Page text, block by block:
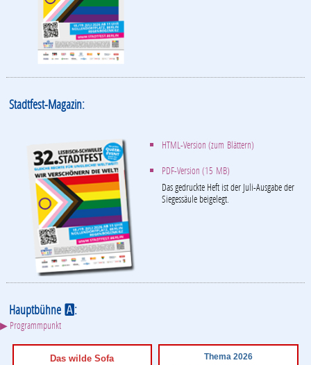
Stadtfest-Magazin:
HTML-Version (zum Blättern)
PDF-Version (15 MB)
Das gedruckte Heft ist der Juli-Ausgabe der
Siegessäule beigelegt.
HauptbühneA:
▶ Programmpunkt
Das wilde Sofa Thema 2026